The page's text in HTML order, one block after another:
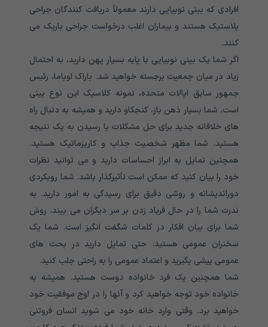
افرادی که بینی نوبیایی دارند معمولاً دریافت کنندگان جراحی
پلاستیک هستند و بیماران اغلب درخواست جراحی باریک می
کنند.
اگر شما یک بینی نوبیایی با پایه بسیار پهن دارید، به احتمال
زیاد در میان جمعیت برجسته خواهید شد. باراک اوباما، رئیس
جمهور سابق ایالات متحده، نمونه کلاسیک این نوع بینی
است. شما بسیار ذهن باز، کنجکاو دارید و همیشه به دنبال راه
های خلاقانه جدید برای حل مشکلات یا رسیدن به یک نتیجه
هستید. شما مظهر شخصیت جذاب و کاریزماتیک هستید.
همچنین تمایل به ابراز احساسات دارید و می توانید نظرات
خود را بیان کنید که ممکن است تأثیرگذار باشد. شما رویکردی
دوراندیشانه و روشی دقیق برای رسیدگی به امور دارید. به
ندرت شما را در حال فریاد زدن بر سر دیگران می بیند. روش
شما برای بیان افکار در کلمات شگفت انگیز است. شما یک
سخنران عمومی هستید. حتی تمایل دارید در بحث های
عمومی پیشی بگیرید و اعتماد عمومی را به راحتی جلب کنید.
شما همچنین یک فرد خانواده دوست هستید. همیشه به
خانواده خود توجه خواهید کرد و آنها را در اوج موفقیت خود
خواهید برد. وقتی وارد خانه خود می شوید انسان فروتنی